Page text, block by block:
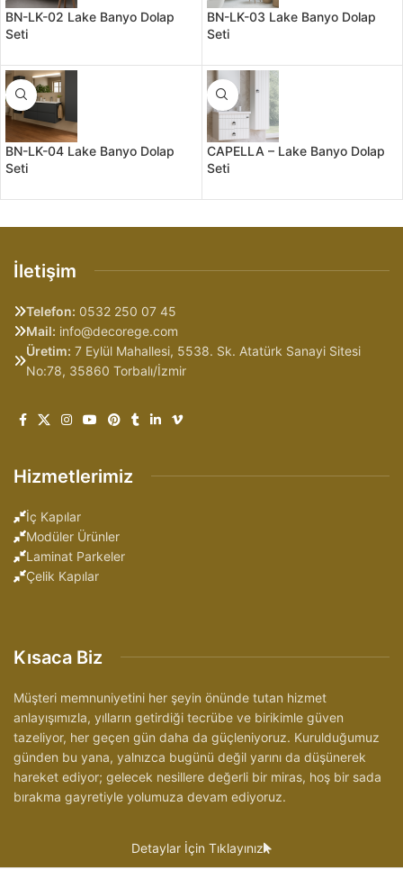
BN-LK-02 Lake Banyo Dolap
Seti
BN-LK-03 Lake Banyo Dolap
Seti
BN-LK-04 Lake Banyo Dolap
Seti
CAPELLA – Lake Banyo Dolap
Seti
İletişim
Telefon: 0532 250 07 45
Mail: info@decorege.com
Üretim: 7 Eylül Mahallesi, 5538. Sk. Atatürk Sanayi Sitesi
No:78, 35860 Torbalı/İzmir
Hizmetlerimiz
İç Kapılar
Modüler Ürünler
Laminat Parkeler
Çelik Kapılar
Kısaca Biz
Müşteri memnuniyetini her şeyin önünde tutan hizmet
anlayışımızla, yılların getirdiği tecrübe ve birikimle güven
tazeliyor, her geçen gün daha da güçleniyoruz. Kurulduğumuz
günden bu yana, yalnızca bugünü değil yarını da düşünerek
hareket ediyor; gelecek nesillere değerli bir miras, hoş bir sada
bırakma gayretiyle yolumuza devam ediyoruz.
Detaylar İçin Tıklayınız